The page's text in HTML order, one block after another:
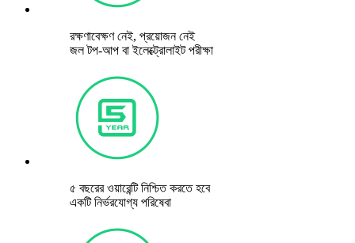
রক্ষণাবেক্ষণ নেই, প্রয়োজন নেই
জল টপ-আপ বা ইলেক্ট্রোলাইট পরীক্ষা
৫ বছরের ওয়ারেন্টি নিশ্চিত করতে হবে
একটি নির্ভরযোগ্য পরিষেবা